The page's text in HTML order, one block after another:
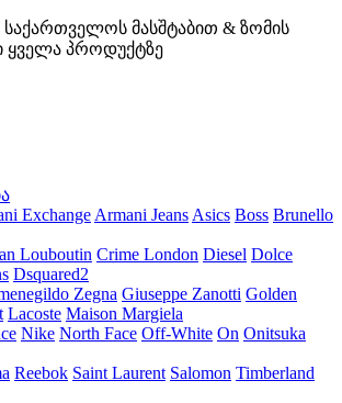
მასშტაბით & ზომის
ყველა პროდუქტზე
Exchange Armani Jeans Asics Boss Brunello
Louboutin Crime London Diesel Dolce
Dsquared2
Zegna Giuseppe Zanotti Golden
Lacoste Maison Margiela
Nike North Face Off-White On Onitsuka
Reebok Saint Laurent Salomon Timberland